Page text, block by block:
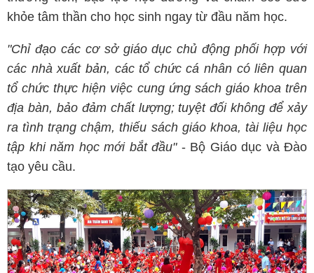
khỏe tâm thần cho học sinh ngay từ đầu năm học.
"Chỉ đạo các cơ sở giáo dục chủ động phối hợp với
các nhà xuất bản, các tổ chức cá nhân có liên quan
tổ chức thực hiện việc cung ứng sách giáo khoa trên
địa bàn, bảo đảm chất lượng; tuyệt đối không để xảy
ra tình trạng chậm, thiếu sách giáo khoa, tài liệu học
tập khi năm học mới bắt đầu"- Bộ Giáo dục và Đào
tạo yêu cầu.